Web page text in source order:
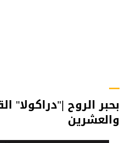
بحبر الروح |"دراكولا"
والعشرين